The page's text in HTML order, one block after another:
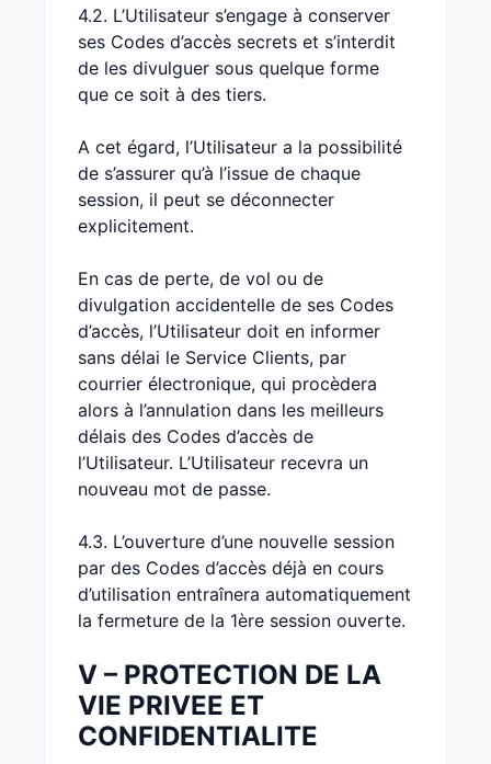
4.2. L’Utilisateur s’engage à conserver
ses Codes d’accès secrets et s’interdit
de les divulguer sous quelque forme
que ce soit à des tiers.
A cet égard, l’Utilisateur a la possibilité
de s’assurer qu’à l’issue de chaque
session, il peut se déconnecter
explicitement.
En cas de perte, de vol ou de
divulgation accidentelle de ses Codes
d’accès, l’Utilisateur doit en informer
sans délai le Service Clients, par
courrier électronique, qui procèdera
alors à l’annulation dans les meilleurs
délais des Codes d’accès de
l’Utilisateur. L’Utilisateur recevra un
nouveau mot de passe.
4.3. L’ouverture d’une nouvelle session
par des Codes d’accès déjà en cours
d’utilisation entraînera automatiquement
la fermeture de la 1ère session ouverte.
V – PROTECTION DE LA
VIE PRIVEE ET
CONFIDENTIALITE